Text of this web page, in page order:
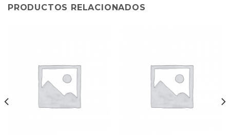
PRODUCTOS RELACIONADOS